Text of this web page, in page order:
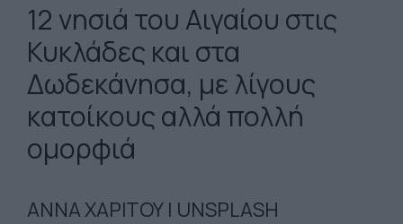
12 νησιά του Αιγαίου στις
Κυκλάδες και στα
Δωδεκάνησα, με λίγους
κατοίκους αλλά πολλή
ομορφιά
ΑΝΝΑ ΧΑΡΙΤΟΥ | UNSPLASH